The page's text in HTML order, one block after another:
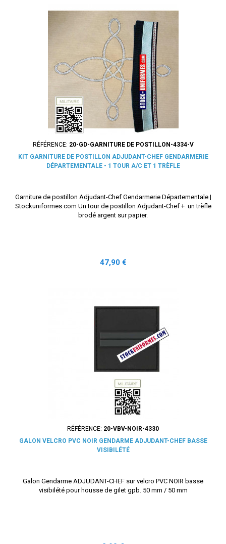
RÉFÉRENCE: 20-GD-GARNITURE DE POSTILLON-4334-V
KIT GARNITURE DE POSTILLON ADJUDANT-CHEF GENDARMERIE
DÉPARTEMENTALE - 1 TOUR A/C ET 1 TRÈFLE
Garniture de postillon Adjudant-Chef Gendarmerie Départementale |
Stockuniformes.com Un tour de postillon Adjudant-Chef + un trèfle
brodé argent sur papier.
Prix
47,90 €
RÉFÉRENCE: 20-VBV-NOIR-4330
GALON VELCRO PVC NOIR GENDARME ADJUDANT-CHEF BASSE
VISIBILÉTÉ
Galon Gendarme ADJUDANT-CHEF sur velcro PVC NOIR basse
visibilété pour housse de gilet gpb. 50 mm / 50 mm